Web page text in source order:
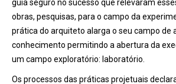
guia seguro no sucesso que relevaram
obras, pesquisas, para o campo da
prática do arquiteto alarga o seu campo de
conhecimento permitindo a abertura da
um campo exploratório: laboratório.
Os processos das práticas projetuais